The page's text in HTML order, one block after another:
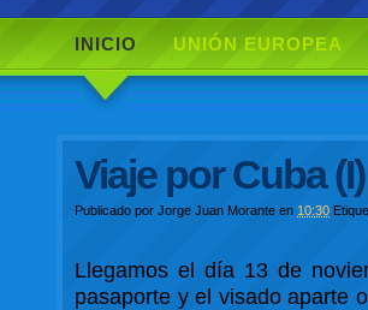
INICIO UNIÓN EUROPEA
Viaje por Cuba
Publicado porJorge Juan Morante en 10:30
Llegamos el día 13 de
pasaporte y el visado aparte